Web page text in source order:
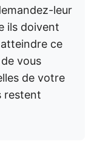
leur
ils doivent
ce
vous
de votre
restent